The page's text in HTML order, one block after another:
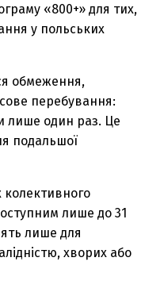
«800+» для тих,
у польських
обмеження,
перебування:
лише один раз. Це
подальшої
колективного
лише до 31
лише для
хворих або